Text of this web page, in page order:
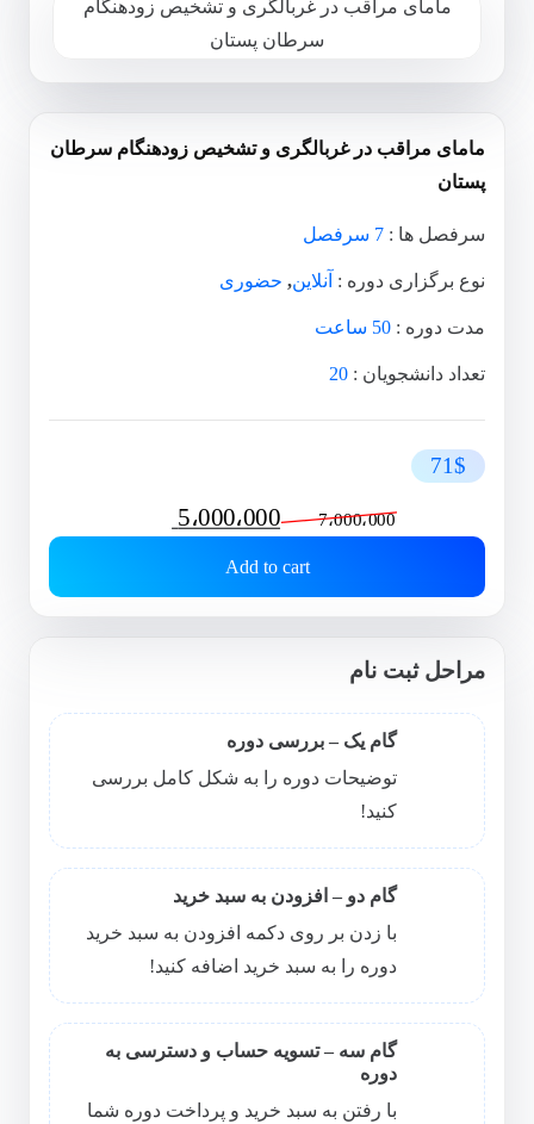
مامای مراقب در غربالگری و تشخیص زودهنگام سرطان
پستان
سرفصل ها : 7 سرفصل
نوع برگزاری دوره : آنلاین, حضوری
مدت دوره : 50 ساعت
تعداد دانشجویان : 20
71$
7،000،000 Original
price
was:
5،000،000
Current
price
is:
Add to cart
مراحل ثبت نام
گام یک – بررسی دوره
توضیحات دوره را به شکل کامل بررسی
کنید!
گام دو – افزودن به سبد خرید
با زدن بر روی دکمه افزودن به سبد خرید
دوره را به سبد خرید اضافه کنید!
گام سه – تسویه حساب و دسترسی به
دوره
با رفتن به سبد خرید و پرداخت دوره شما
مامای مراقب در غربالگری و تشخیص زودهنگام
سرطان پستان